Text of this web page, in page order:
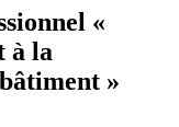
«
à la
»